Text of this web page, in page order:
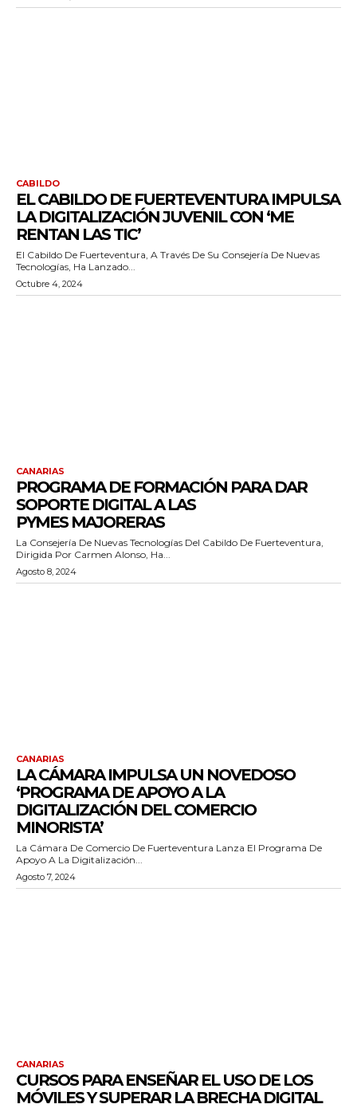
CABILDO
EL CABILDO DE FUERTEVENTURA IMPULSA
LA DIGITALIZACIÓN JUVENIL CON ‘ME
RENTAN LAS TIC’
El Cabildo De Fuerteventura, A Través De Su Consejería De Nuevas
Tecnologías, Ha Lanzado...
Octubre 4, 2024
CANARIAS
PROGRAMA DE FORMACIÓN PARA DAR
SOPORTE DIGITAL A LAS
PYMES MAJORERAS
La Consejería De Nuevas Tecnologías Del Cabildo De Fuerteventura,
Dirigida Por Carmen Alonso, Ha...
Agosto 8, 2024
CANARIAS
LA CÁMARA IMPULSA UN NOVEDOSO
‘PROGRAMA DE APOYO A LA
DIGITALIZACIÓN DEL COMERCIO
MINORISTA’
La Cámara De Comercio De Fuerteventura Lanza El Programa De
Apoyo A La Digitalización...
Agosto 7, 2024
CANARIAS
CURSOS PARA ENSEÑAR EL USO DE LOS
MÓVILES Y SUPERAR LA BRECHA DIGITAL